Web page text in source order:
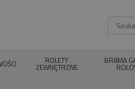
ROLETY
ZEWNĘTRZNE
BRAMA